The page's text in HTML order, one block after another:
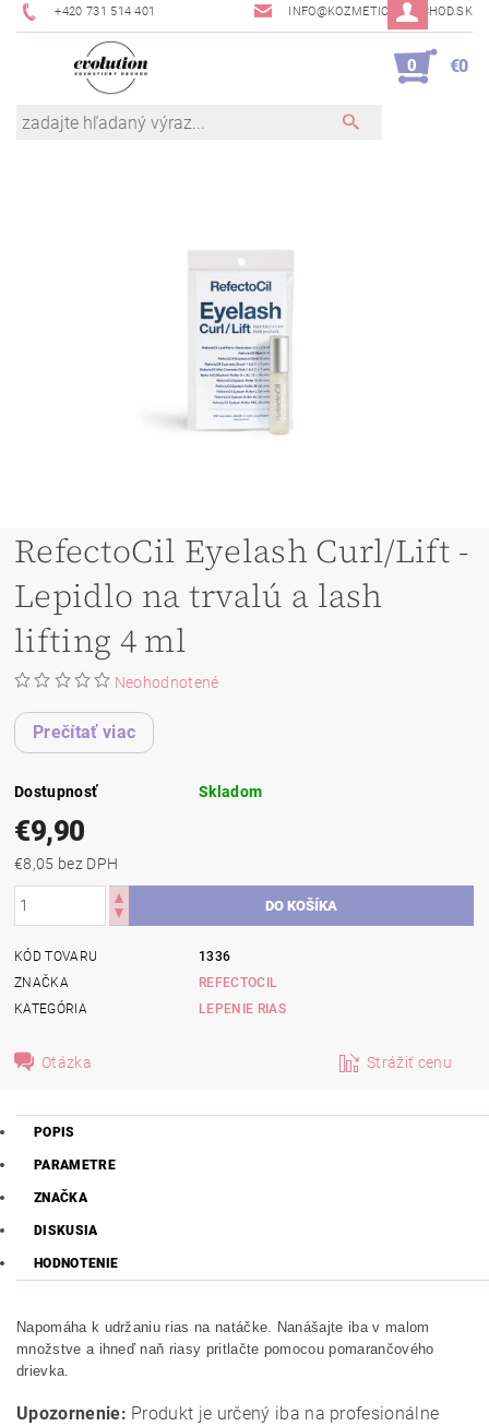
+420 731 514 401 INFO@KOZMETICKYOBCHOD.SK
0 €0
RefectoCil Eyelash Curl/Lift -
Lepidlo na trvalú a lash
lifting 4 ml
Neohodnotené
Prečítať viac
Dostupnosť Skladom
€9,90
€8,05 bez DPH
KÓD TOVARU
1336
ZNAČKA
REFECTOCIL
KATEGÓRIA
LEPENIE RIAS
Otázka Strážiť cenu
POPIS
PARAMETRE
ZNAČKA
DISKUSIA
HODNOTENIE
Napomáha k udržaniu rias na natáčke. Nanášajte iba v malom
množstve a ihneď naň riasy pritlačte pomocou pomarančového
drievka.
Upozornenie: Produkt je určený iba na profesionálne